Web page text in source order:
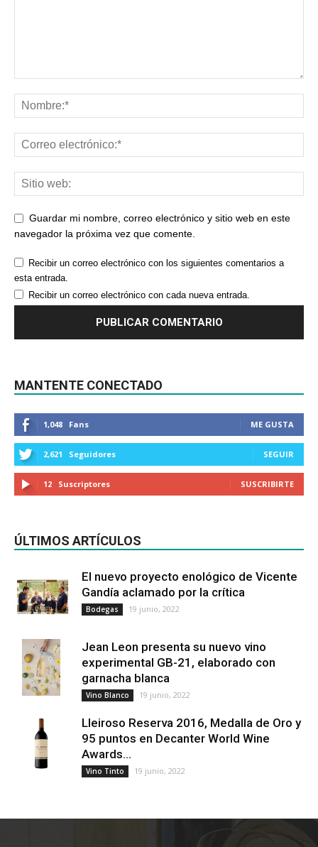
Guardar mi nombre, correo electrónico y sitio web en este
navegador la próxima vez que comente.
Recibir un correo electrónico con los siguientes comentarios a
esta entrada.
Recibir un correo electrónico con cada nueva entrada.
MANTENTE CONECTADO
1,048 Fans ME GUSTA
2,621 Seguidores SEGUIR
12 Suscriptores SUSCRIBIRTE
ÚLTIMOS ARTÍCULOS
El nuevo proyecto enológico de Vicente
Gandía aclamado por la crítica
Bodegas 19 junio, 2022
Jean Leon presenta su nuevo vino
experimental GB-21, elaborado con
garnacha blanca
Vino Blanco 19 junio, 2022
Lleiroso Reserva 2016, Medalla de Oro y
95 puntos en Decanter World Wine
Awards...
Vino Tinto 19 junio, 2022